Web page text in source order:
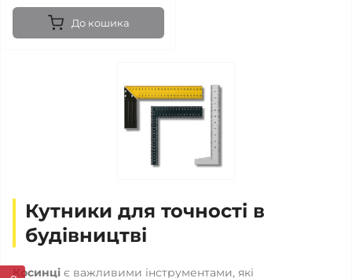
До кошика
Кутники для точності в
будівництві
Косинці є важливими інструментами, які